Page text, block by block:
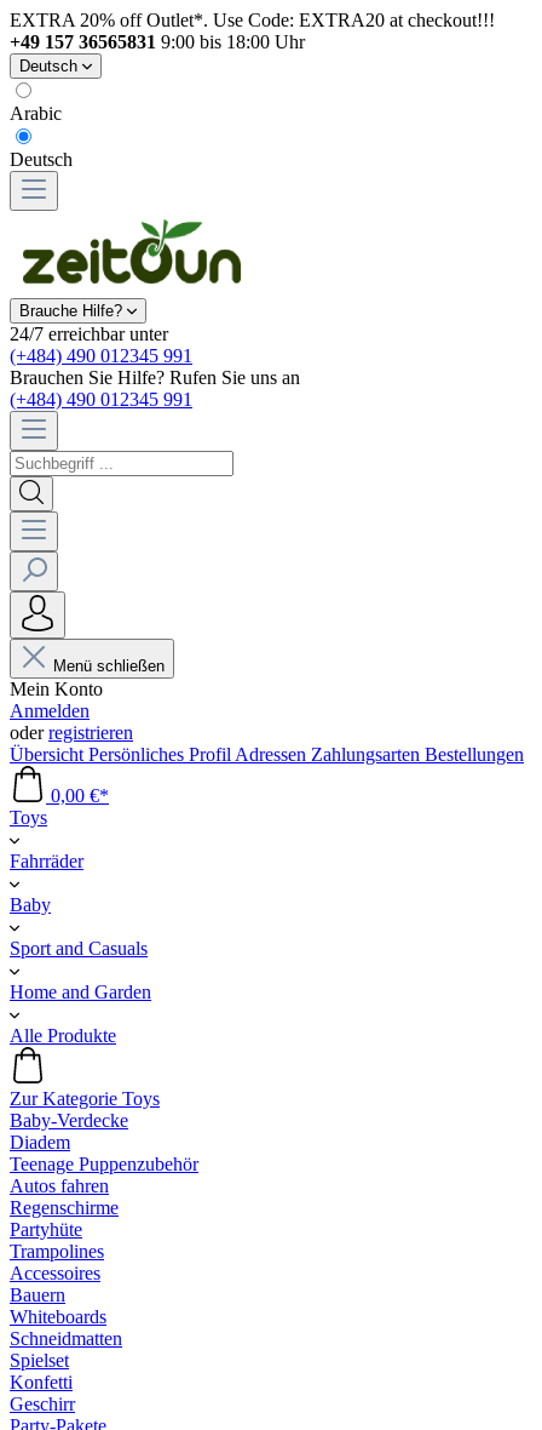
EXTRA 20% off Outlet*. Use Code: EXTRA20 at checkout!!!
+49 157 36565831 9:00 bis 18:00 Uhr
Deutsch
Arabic
Deutsch
Brauche Hilfe?
24/7 erreichbar unter
(+484) 490 012345 991
Brauchen Sie Hilfe? Rufen Sie uns an
(+484) 490 012345 991
Menü schließen
Mein Konto
Anmelden
oderregistrieren
Übersicht Persönliches Profil Adressen Zahlungsarten Bestellungen
0,00 €*
Toys
Fahrräder
Baby
Sport and Casuals
Home and Garden
Alle Produkte
Zur Kategorie Toys
Baby-Verdecke
Diadem
Teenage Puppenzubehör
Autos fahren
Regenschirme
Partyhüte
Trampolines
Accessoires
Bauern
Whiteboards
Schneidmatten
Spielset
Konfetti
Geschirr
Party-Pakete